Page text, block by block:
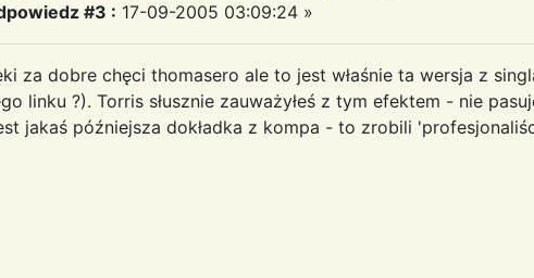
#3 : 17-09-2005 03:09:24 »
za dobre chęci thomasero ale to jest właśnie ta wersja z
linku ?). Torris słusznie zauważyłeś z tym efektem - nie
jakaś późniejsza dokładka z kompa - to zrobili